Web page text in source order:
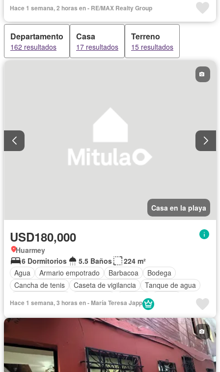
Hace 1 semana, 2 horas en - RE/MAX Realty Group
Departamento
162 resultados
Casa
17 resultados
Terreno
15 resultados
Casa en la playa
USD180,000
Huarmey
6 Dormitorios
5.5 Baños
224 m²
Agua
Armario empotrado Barbacoa
Bodega
Cancha de tenis
Caseta de vigilancia
Tanque de agua
Cochera
Vista panorámica
Completamente amoblado
Hace 1 semana, 3 horas en - María Teresa Japp